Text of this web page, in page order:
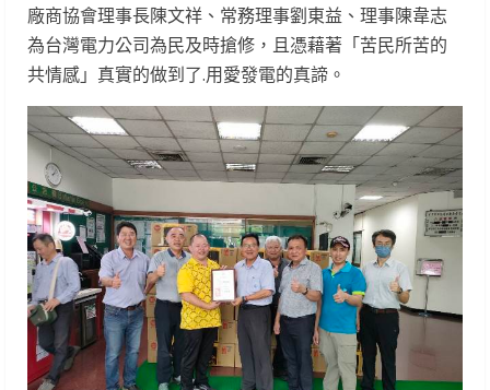
廠商協會理事長陳文祥、常務理事劉東益、理事陳韋志
為台灣電力公司為民及時搶修，且憑藉著「苦民所苦的
共情感」真實的做到了.用愛發電的真諦。